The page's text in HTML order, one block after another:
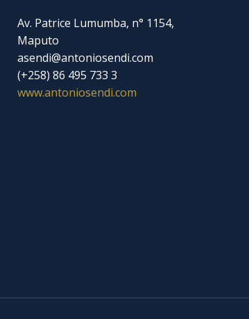
Av. Patrice Lumumba, n° 1154,
Maputo
asendi@antoniosendi.com​
(+258) 86 495 733 3
www.antoniosendi.com